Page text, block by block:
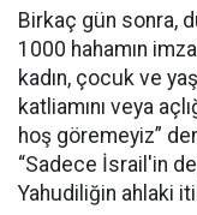
Birkaç gün sonra,
1000 hahamın
kadın, çocuk ve
katliamını veya
hoş göremeyiz”
“Sadece İsrail'in
Yahudiliğin ahlaki